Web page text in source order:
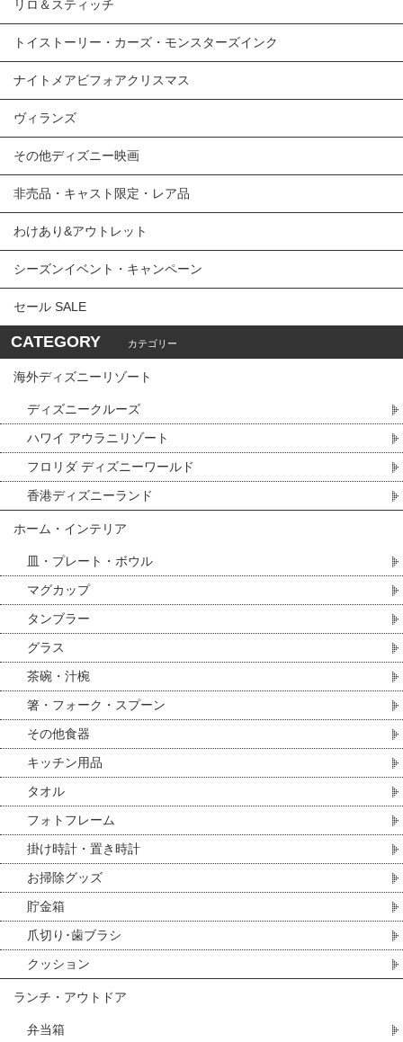
リロ＆スティッチ
トイストーリー・カーズ・モンスターズインク
ナイトメアビフォアクリスマス
ヴィランズ
その他ディズニー映画
非売品・キャスト限定・レア品
わけあり&アウトレット
シーズンイベント・キャンペーン
セール SALE
CATEGORY カテゴリー
海外ディズニーリゾート
ディズニークルーズ
ハワイ アウラニリゾート
フロリダ ディズニーワールド
香港ディズニーランド
ホーム・インテリア
皿・プレート・ボウル
マグカップ
タンブラー
グラス
茶碗・汁椀
箸・フォーク・スプーン
その他食器
キッチン用品
タオル
フォトフレーム
掛け時計・置き時計
お掃除グッズ
貯金箱
爪切り･歯ブラシ
クッション
ランチ・アウトドア
弁当箱